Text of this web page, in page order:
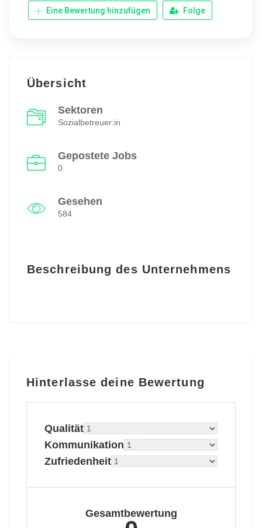
Eine Bewertung hinzufügen Folge
Übersicht
Sektoren
Sozialbetreuer:in
Gepostete Jobs
0
Gesehen
584
Beschreibung des Unternehmens
Hinterlasse deine Bewertung
Qualität
Kommunikation
Zufriedenheit
Gesamtbewertung